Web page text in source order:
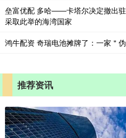
垒富优配 多哈——卡塔尔决定撤出
采取此举的海湾国家
鸿牛配资 奇瑞电池摊牌了：一家＂
推荐资讯